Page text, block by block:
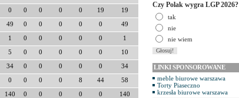
0 0 0 0 0 19 19
49 0 0 0 0 0 49
1 0 0 0 0 0 1
5 0 0 0 0 0 10
34 0 0 0 0 0 34
0 0 0 0 8 44 58
140 0 0 0 0 0 140
Czy Polak wygra LGP 2026?
tak
nie
nie wiem
LINKI SPONSOROWANE
meble biurowe warszawa
Torty Piaseczno
krzesła biurowe warszawa